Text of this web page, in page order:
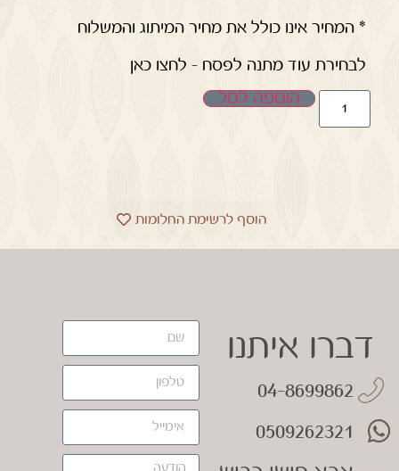
* המחיר אינו כולל את מחיר המיתוג והמשלוח
לבחירת עוד מתנה לפסח – לחצו כאן
הוספה לסל
הוסף לרשימת החלומות
דברו איתנו
04-8699862
0509262321